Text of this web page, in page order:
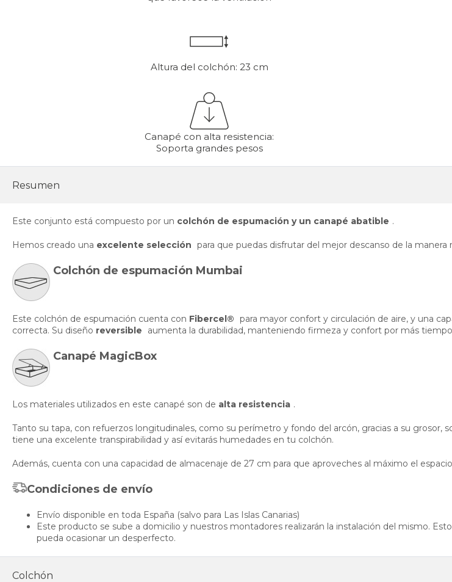
Altura del colchón: 23 cm
Canapé con alta resistencia:
Soporta grandes pesos
Resumen
Este conjunto está compuesto por un colchón de espumación y un canapé abatible .
Hemos creado una excelente selección para que puedas disfrutar del mejor descanso de la manera
Colchón de espumación Mumbai
Este colchón de espumación cuenta con Fibercel® para mayor confort y circulación de aire, y una
correcta. Su diseño reversible aumenta la durabilidad, manteniendo firmeza y confort por más
Canapé MagicBox
Los materiales utilizados en este canapé son de alta resistencia .
Tanto su tapa, con refuerzos longitudinales, como su perímetro y fondo del arcón, gracias a su grosor,
tiene una excelente transpirabilidad y así evitarás humedades en tu colchón.
Además, cuenta con una capacidad de almacenaje de 27 cm para que aproveches al máximo el
Condiciones de envío
Envío disponible en toda España (salvo para Las Islas Canarias)
Este producto se sube a domicilio y nuestros montadores realizarán la instalación del mismo.
pueda ocasionar un desperfecto.
Colchón